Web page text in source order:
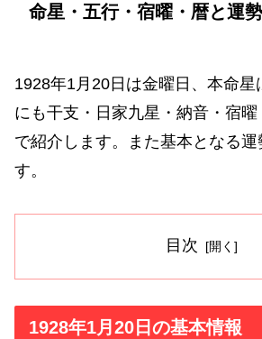
命星・五行・宿曜・暦と運勢
1928年1月20日は金曜日、本命星
にも干支・日家九星・納音・宿曜
で紹介します。また基本となる運
す。
目次
1928年1月20日の基本情報